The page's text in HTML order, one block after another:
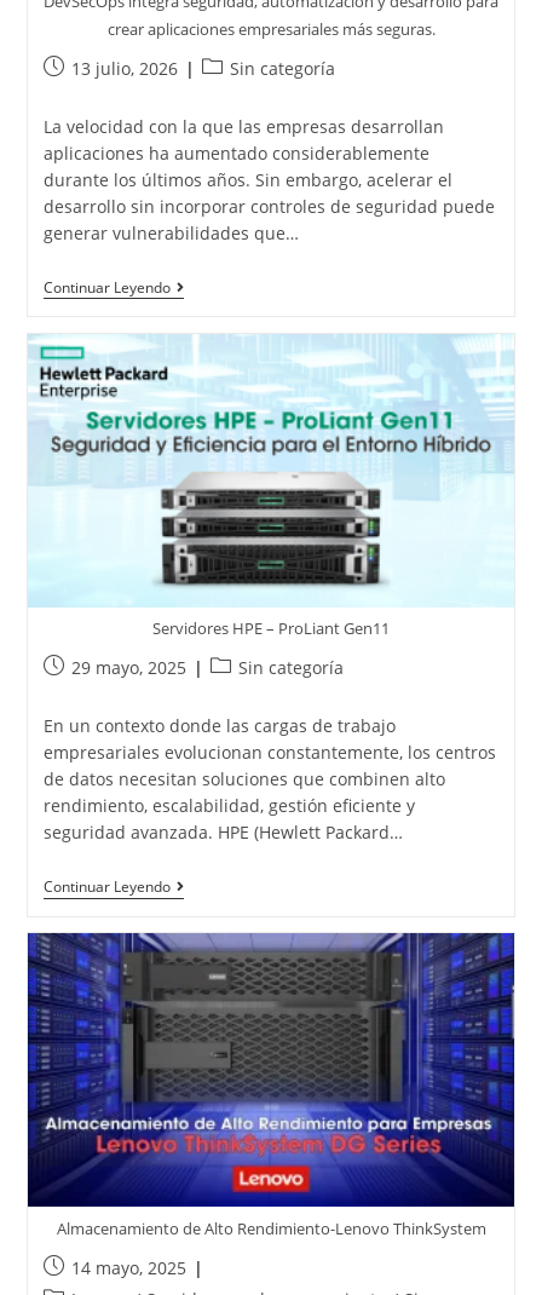
crear aplicaciones empresariales más seguras.
13 julio, 2026 Sin categoría
La velocidad con la que las empresas desarrollan
aplicaciones ha aumentado considerablemente
durante los últimos años. Sin embargo, acelerar el
desarrollo sin incorporar controles de seguridad puede
generar vulnerabilidades que…
Continuar Leyendo
Servidores HPE – ProLiant Gen11
29 mayo, 2025 Sin categoría
En un contexto donde las cargas de trabajo
empresariales evolucionan constantemente, los centros
de datos necesitan soluciones que combinen alto
rendimiento, escalabilidad, gestión eficiente y
seguridad avanzada. HPE (Hewlett Packard…
Continuar Leyendo
Almacenamiento de Alto Rendimiento-Lenovo ThinkSystem
14 mayo, 2025